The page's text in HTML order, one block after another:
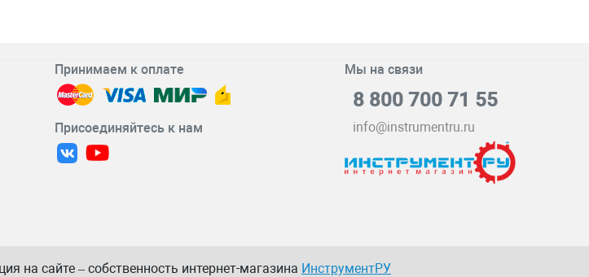
Принимаем к оплате
Присоединяйтесь к нам
Мы на связи
8 800 700 71 55
info@instrumentru.ru
на сайте – собственность интернет-магазина ИнструментРУ